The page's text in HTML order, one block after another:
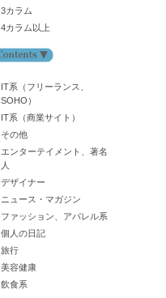
3カラム
4カラム以上
IT系（フリーランス、
SOHO）
IT系（商業サイト）
その他
エンターテイメント、著名
人
デザイナー
ニュース・マガジン
ファッション、アパレル系
個人の日記
旅行
美容健康
飲食系